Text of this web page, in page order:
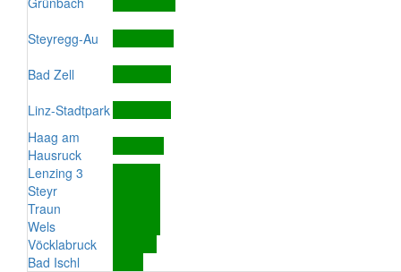
Steyregg-Au
Bad Zell
Linz-Stadtpark
Haag am
Hausruck
Lenzing 3
Steyr
Traun
Wels
Vöcklabruck
Bad Ischl